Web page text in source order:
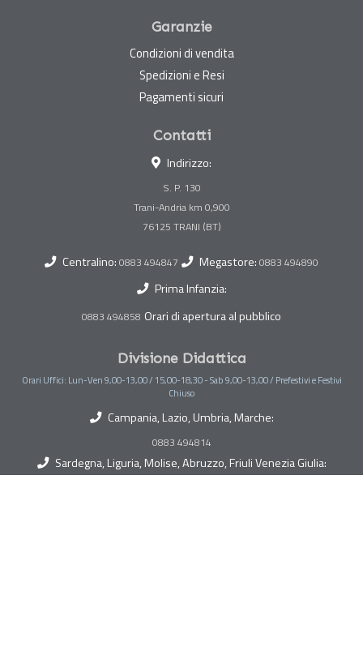
Garanzie
Condizioni di vendita
Spedizioni e Resi
Pagamenti sicuri
Contatti
Indirizzo:
S. P. 130
Trani-Andria km 0,900
Centralino: 0883 494847 Megastore: 0883 494890
Prima Infanzia:
0883 494858 Orari di apertura al pubblico
Divisione Didattica
Orari Uffici: Lun-Ven 9,00-13,00 / 15,00-18,30 - Sab 9,00-13,00 / Prefestivi e Festivi
Chiuso
Campania, Lazio, Umbria, Marche:
0883 494814
Sardegna, Liguria, Molise, Abruzzo, Friuli Venezia Giulia: